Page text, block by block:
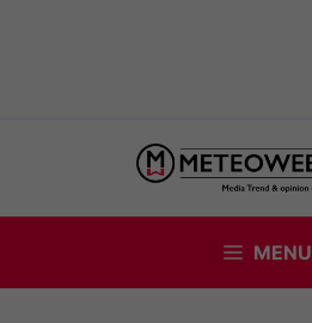
contenuto
MENU